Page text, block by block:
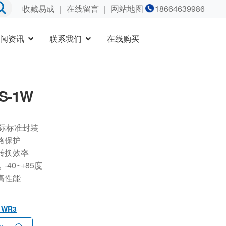
收藏易成｜ 在线留言｜ 网站地图 18664639986
资讯 联系我们 在线购买
1W
标准封装
保护
换效率
-40~+85度
性能